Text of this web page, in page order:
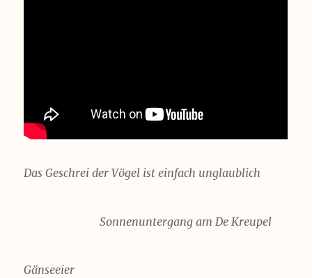
Das Geschrei der Vögel ist einfach unglaublich
Sonnenuntergang am De Kreupel
Gänseeier